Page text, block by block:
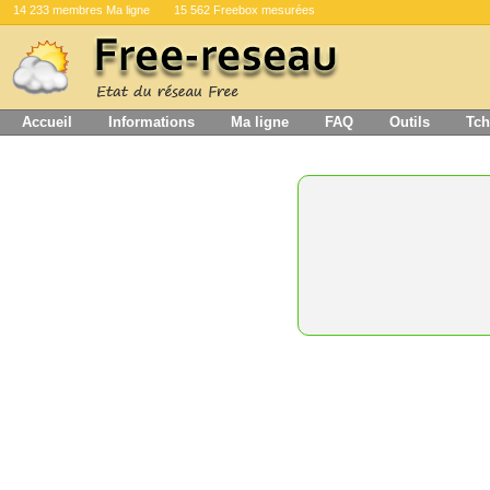
14 233 membres Ma ligne 15 562 Freebox mesurées
Accueil Informations Ma ligne FAQ Outils